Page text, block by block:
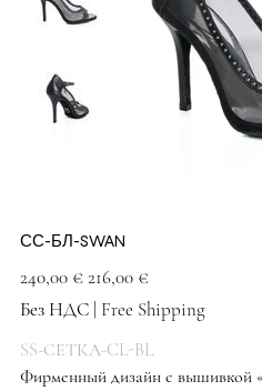
СС-БЛ-SWAN
Первоначальная
цена
240,00 € Спеццена
216,00 €
Без НДС | Free Shipping
SS-СЕТКА-CL-BL
Фирменный дизайн с вышивкой